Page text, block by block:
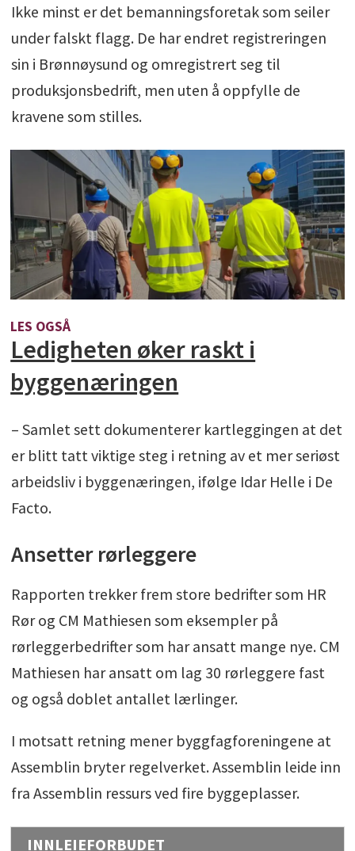
Ikke minst er det bemanningsforetak som seiler
under falskt flagg. De har endret registreringen
sin i Brønnøysund og omregistrert seg til
produksjonsbedrift, men uten å oppfylle de
kravene som stilles.
LES OGSÅ
Ledigheten øker raskt i
byggenæringen
– Samlet sett dokumenterer kartleggingen at det
er blitt tatt viktige steg i retning av et mer seriøst
arbeidsliv i byggenæringen, ifølge Idar Helle i De
Facto.
Ansetter rørleggere
Rapporten trekker frem store bedrifter som HR
Rør og CM Mathiesen som eksempler på
rørleggerbedrifter som har ansatt mange nye. CM
Mathiesen har ansatt om lag 30 rørleggere fast
og også doblet antallet lærlinger.
I motsatt retning mener byggfagforeningene at
Assemblin bryter regelverket. Assemblin leide inn
fra Assemblin ressurs ved fire byggeplasser.
INNLEIEFORBUDET